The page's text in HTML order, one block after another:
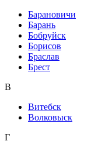
Барановичи
Барань
Бобруйск
Борисов
Браслав
Брест
В
Витебск
Волковыск
Г